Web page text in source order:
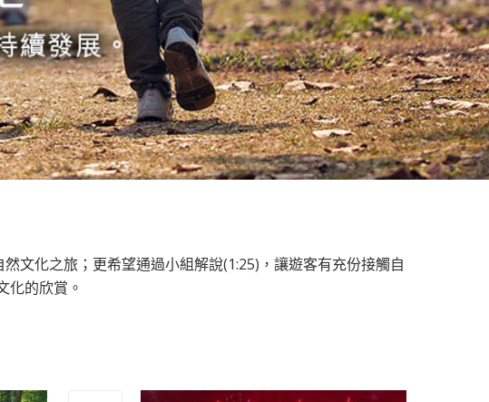
文化之旅；更希望通過小組解說(1:25)，讓遊客有充份接觸自
化的欣賞。